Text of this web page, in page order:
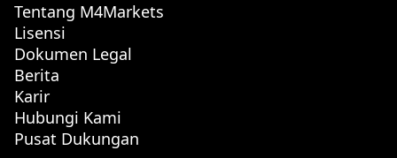
Tentang M4Markets
Lisensi
Dokumen Legal
Berita
Karir
Hubungi Kami
Pusat Dukungan